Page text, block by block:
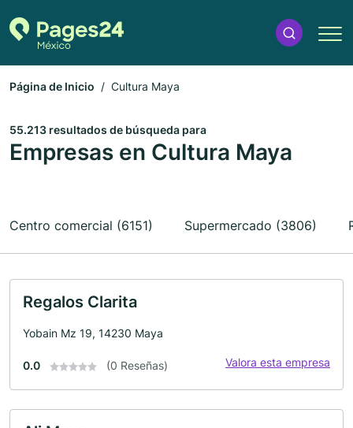
Página de Inicio Cultura Maya
55.213 resultados de búsqueda para
Empresas en Cultura Maya
Centro comercial (6151) Supermercado (3806)
Regalos Clarita
Yobain Mz 19, 14230 Maya
0.0 (0 Reseñas) Valora esta empresa